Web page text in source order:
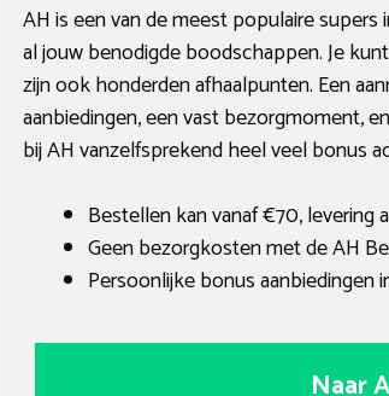
AH is een van de meest populaire
al jouw benodigde boodschappen. Je
zijn ook honderden afhaalpunten. Een
aanbiedingen, een vast bezorgmoment,
bij AH vanzelfsprekend heel veel bonus
Bestellen kan vanaf €70, levering
Geen bezorgkosten met de AH
Persoonlijke bonus aanbiedingen
Naar